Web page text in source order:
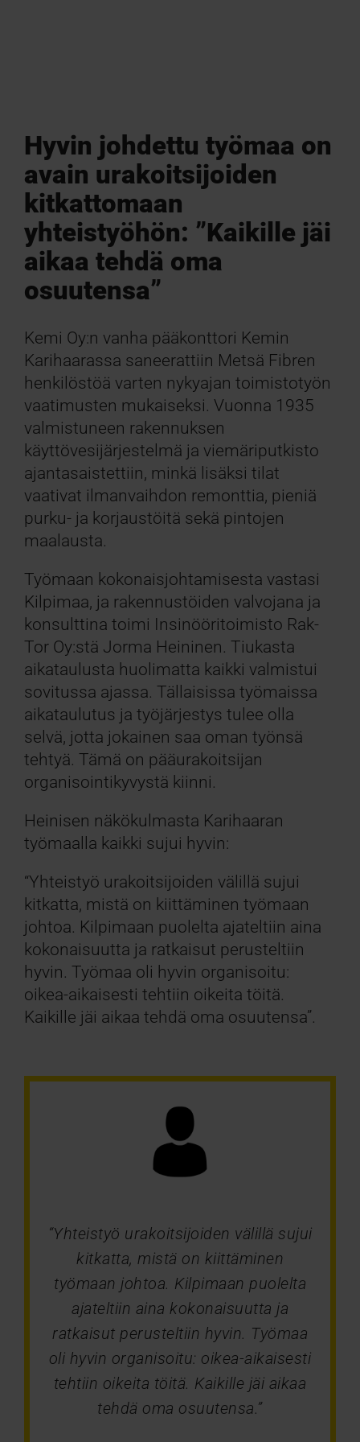
Hyvin johdettu työmaa on
avain urakoitsijoiden
kitkattomaan
yhteistyöhön: ”Kaikille jäi
aikaa tehdä oma
osuutensa”
Kemi Oy:n vanha pääkonttori Kemin
Karihaarassa saneerattiin Metsä Fibren
henkilöstöä varten nykyajan toimistotyön
vaatimusten mukaiseksi. Vuonna 1935
valmistuneen rakennuksen
käyttövesijärjestelmä ja viemäriputkisto
ajantasaistettiin, minkä lisäksi tilat
vaativat ilmanvaihdon remonttia, pieniä
purku- ja korjaustöitä sekä pintojen
maalausta.
Työmaan kokonaisjohtamisesta vastasi
Kilpimaa, ja rakennustöiden valvojana ja
konsulttina toimi Insinööritoimisto Rak-
Tor Oy:stä Jorma Heininen. Tiukasta
aikataulusta huolimatta kaikki valmistui
sovitussa ajassa. Tällaisissa työmaissa
aikataulutus ja työjärjestys tulee olla
selvä, jotta jokainen saa oman työnsä
tehtyä. Tämä on pääurakoitsijan
organisointikyvystä kiinni.
Heinisen näkökulmasta Karihaaran
työmaalla kaikki sujui hyvin:
“Yhteistyö urakoitsijoiden välillä sujui
kitkatta, mistä on kiittäminen työmaan
johtoa. Kilpimaan puolelta ajateltiin aina
kokonaisuutta ja ratkaisut perusteltiin
hyvin. Työmaa oli hyvin organisoitu:
oikea-aikaisesti tehtiin oikeita töitä.
Kaikille jäi aikaa tehdä oma osuutensa”.
“Yhteistyö urakoitsijoiden välillä sujui
kitkatta, mistä on kiittäminen
työmaan johtoa. Kilpimaan puolelta
ajateltiin aina kokonaisuutta ja
ratkaisut perusteltiin hyvin. Työmaa
oli hyvin organisoitu: oikea-aikaisesti
tehtiin oikeita töitä. Kaikille jäi aikaa
tehdä oma osuutensa.”